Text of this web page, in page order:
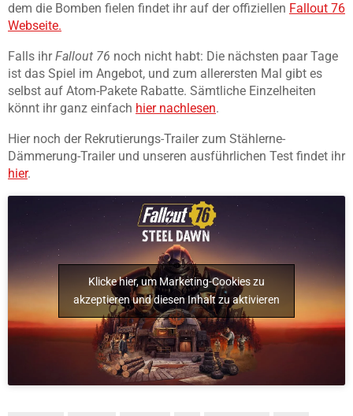
dem die Bomben fielen findet ihr auf der offiziellen Fallout 76
Webseite.
Falls ihrFallout 76 noch nicht habt: Die nächsten paar Tage
ist das Spiel im Angebot, und zum allerersten Mal gibt es
selbst auf Atom-Pakete Rabatte. Sämtliche Einzelheiten
könnt ihr ganz einfach hier nachlesen.
Hier noch der Rekrutierungs-Trailer zum Stählerne-
Dämmerung-Trailer und unseren ausführlichen Test findet ihr
hier.
Klicke hier, um Marketing-Cookies zu
akzeptieren und diesen Inhalt zu aktivieren